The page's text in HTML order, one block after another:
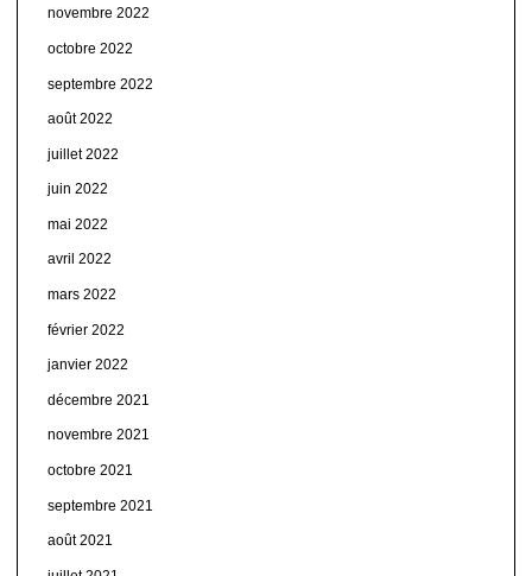
novembre 2022
octobre 2022
septembre 2022
août 2022
juillet 2022
juin 2022
mai 2022
avril 2022
mars 2022
février 2022
janvier 2022
décembre 2021
novembre 2021
octobre 2021
septembre 2021
août 2021